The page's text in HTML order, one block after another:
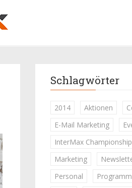
Schlagwörter
2014 Aktionen
E-Mail Marketing
InterMax
Marketing
Personal